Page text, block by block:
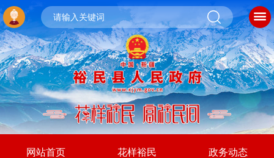
网站首页 花样裕民 政务动态